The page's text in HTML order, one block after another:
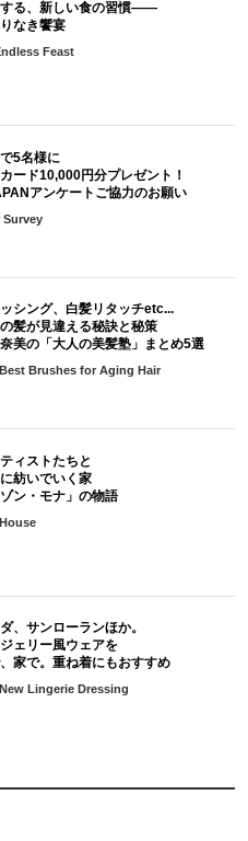
る、新しい食の習慣――
なき饗宴
Feast
5名様に
ード10,000円分プレゼント！
アンケートご協力のお願い
Survey
シング、白髪リタッチetc...
髪が見違える秘訣と秘策
美の「大人の美髪塾」まとめ5選
Brushes for Aging Hair
ィストたちと
紡いでいく家
ゾン・モナ」の物語
、サンローランほか。
ェリー風ウェアを
家で。重ね着にもおすすめ
Lingerie Dressing